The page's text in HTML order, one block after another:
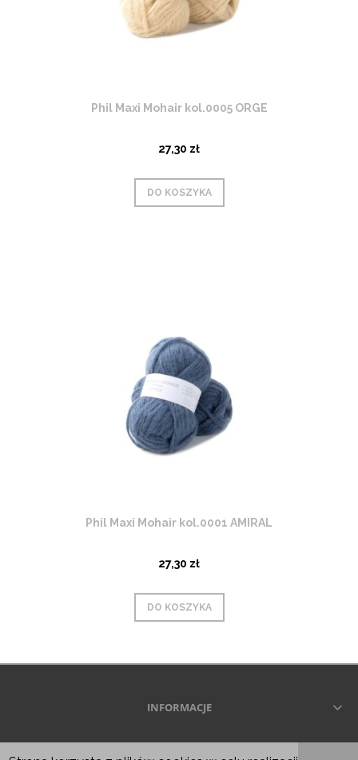
Phil Maxi Mohair kol.0005 ORGE
27,30 zł
DO KOSZYKA
Phil Maxi Mohair kol.0001 AMIRAL
27,30 zł
DO KOSZYKA
INFORMACJE